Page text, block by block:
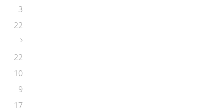
3
22
22
10
9
17